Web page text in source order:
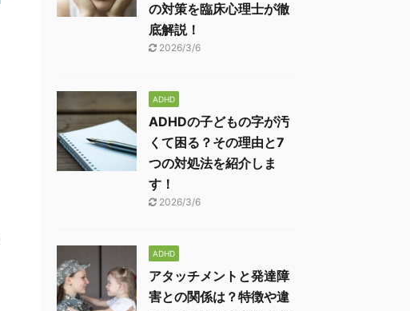
の対策を臨床心理士が徹
底解説！
2026/3/6
ADHD
ADHDの子どもの字が汚
くて困る？その理由と7
つの対処法を紹介しま
す！
2026/3/6
ADHD
アタッチメントと発達障
害との関係は？特徴や違